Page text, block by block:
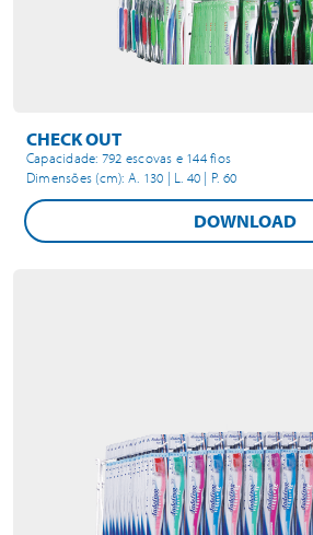
CHECK OUT
Capacidade: 792 escovas e 144 fios
Dimensões (cm): A. 130 | L. 40 | P. 60
DOWNLOAD